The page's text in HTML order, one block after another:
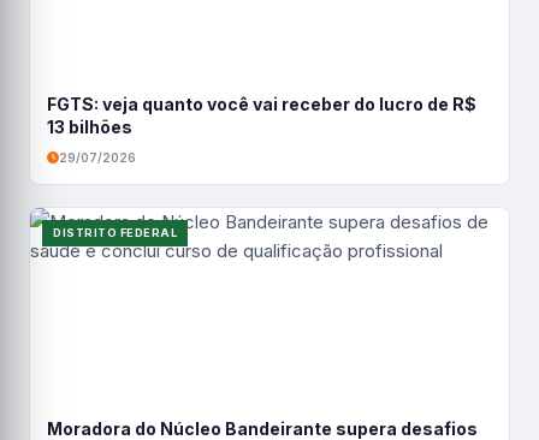
FGTS: veja quanto você vai receber do lucro de R$
13 bilhões
29/07/2026
DISTRITO FEDERAL
Moradora do Núcleo Bandeirante supera desafios